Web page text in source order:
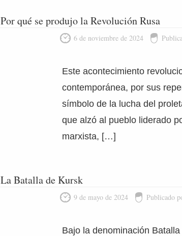
Por qué se produjo la Revolución Rusa
6 de noviembre de 2024
Este acontecimiento
contemporánea, por sus
símbolo de la lucha del
que alzó al pueblo liderado
marxista, […]
La Batalla de Kursk
9 de mayo de 2024 Publicado
Bajo la denominación